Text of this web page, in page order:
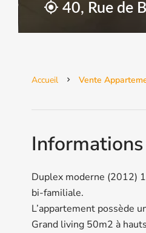
40, Rue de
Accueil Vente
Duplex moderne (2012)
bi-familiale.
L’appartement possède
Grand living 50m2 à